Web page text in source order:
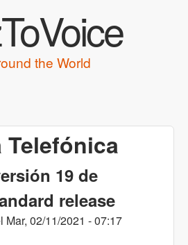
the World
19 de
release
Mar, 02/11/2021 - 07:17